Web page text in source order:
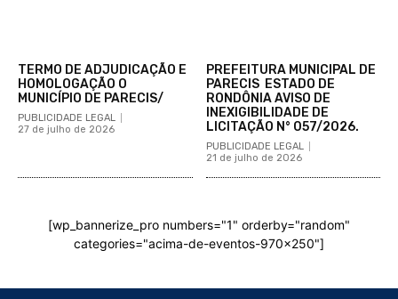
TERMO DE ADJUDICAÇÃO E
HOMOLOGAÇÃO O
MUNICÍPIO DE PARECIS/
PUBLICIDADE LEGAL
27 de julho de 2026
PREFEITURA MUNICIPAL DE
PARECIS ESTADO DE
RONDÔNIA AVISO DE
INEXIGIBILIDADE DE
LICITAÇÃO N° 057/2026.
PUBLICIDADE LEGAL
21 de julho de 2026
[wp_bannerize_pro numbers="1" orderby="random"
categories="acima-de-eventos-970x250"]